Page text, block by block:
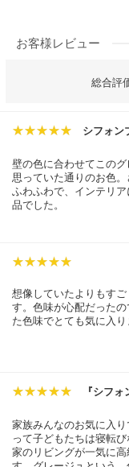
お客様レビュー
総合評
シフォ
壁の色に合わせてこのグ
思っていた通りのお色。
ふわふわで、インテリ
品でした。
想像していたよりもす
す。色味が心配だった
た色味でとても気に入り
『シフォ
家族みんなのお気に入
って子どもたちは寝転
家のリビングが一気に